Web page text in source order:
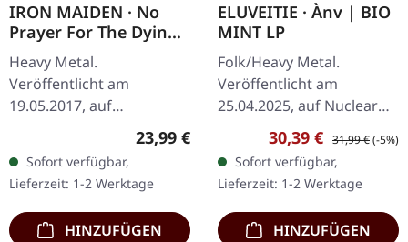
IRON MAIDEN · No
Prayer For The Dying
| BLACK LP
Heavy Metal.
Veröffentlicht am
19.05.2017, auf
Parlophone Records.
Schwarzes Vinyl mit
Insert. "No Prayer For The
Dying" markierte einen
bedeutenden…
Regulärer Preis:
23,99 €
Sofort verfügbar,
Lieferzeit: 1-2 Werktage
HINZUFÜGEN
ELUVEITIE · Ànv | BIO
MINT LP
Folk/Heavy Metal.
Veröffentlicht am
25.04.2025, auf Nuclear
Blast Records. Bio-Mint-
Vinyl, Limitierte Auflage
Eluveities neuestes Werk
"Anv" erweist…
Verkaufspreis:
30,39 € Regulärer
31,99 €(-5%)
Sofort verfügbar,
Lieferzeit: 1-2 Werktage
HINZUFÜGEN